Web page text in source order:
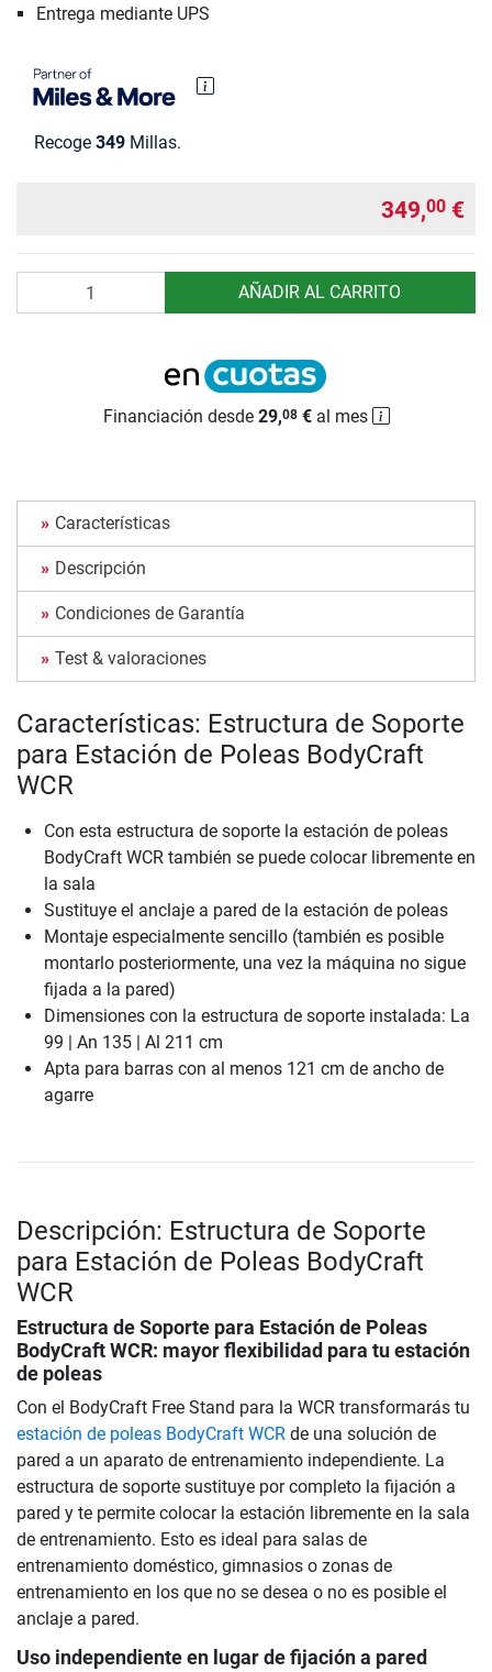
Entrega mediante UPS
Recoge 349 Millas.
349,00 €
AÑADIR AL CARRITO
Financiación desde 29,08€al mes
Características
Descripción
Condiciones de Garantía
Test & valoraciones
Características: Estructura de Soporte
para Estación de Poleas BodyCraft
WCR
Con esta estructura de soporte la estación de poleas
BodyCraft WCR también se puede colocar libremente en
la sala
Sustituye el anclaje a pared de la estación de poleas
Montaje especialmente sencillo (también es posible
montarlo posteriormente, una vez la máquina no sigue
fijada a la pared)
Dimensiones con la estructura de soporte instalada: La
99 | An 135 | Al 211 cm
Apta para barras con al menos 121 cm de ancho de
agarre
Descripción: Estructura de Soporte
para Estación de Poleas BodyCraft
WCR
Estructura de Soporte para Estación de Poleas
BodyCraft WCR: mayor flexibilidad para tu estación
de poleas
Con el BodyCraft Free Stand para la WCR transformarás tu
estación de poleas BodyCraft WCR de una solución de
pared a un aparato de entrenamiento independiente. La
estructura de soporte sustituye por completo la fijación a
pared y te permite colocar la estación libremente en la sala
de entrenamiento. Esto es ideal para salas de
entrenamiento doméstico, gimnasios o zonas de
entrenamiento en los que no se desea o no es posible el
anclaje a pared.
Uso independiente en lugar de fijación a pared